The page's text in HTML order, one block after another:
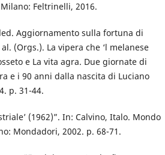
Feltrinelli, 2016.
Aggiornamento sulla fortuna di
(Orgs.). La vipera che ‘l melanese
e La vita agra. Due giornate di
e i 90 anni dalla nascita di Luciano
p. 31-44.
(1962)”. In: Calvino, Italo. Mondo
Mondadori, 2002. p. 68-71.